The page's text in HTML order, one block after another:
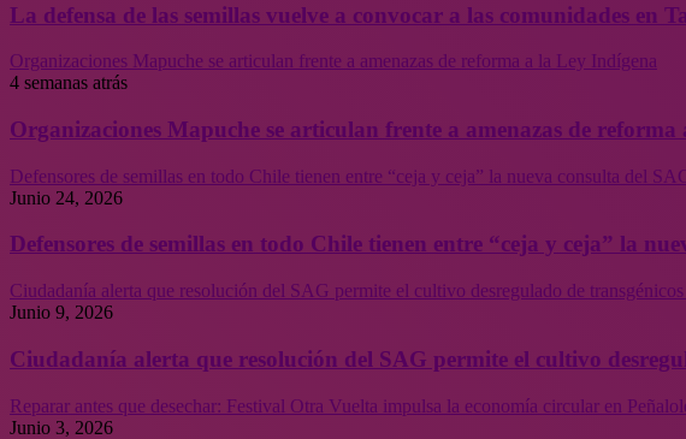
La defensa de las semillas vuelve a convocar a las comunidades
Organizaciones Mapuche se articulan frente a amenazas de reforma a la Ley Indígena
4 semanas atrás
Organizaciones Mapuche se articulan frente a amenazas de
Defensores de semillas en todo Chile tienen entre “ceja y ceja” la nueva consulta del
Junio 24, 2026
Defensores de semillas en todo Chile tienen entre “ceja y ceja” la
Ciudadanía alerta que resolución del SAG permite el cultivo desregulado de
Junio 9, 2026
Ciudadanía alerta que resolución del SAG permite el cultivo
Reparar antes que desechar: Festival Otra Vuelta impulsa la economía circular en
Junio 3, 2026